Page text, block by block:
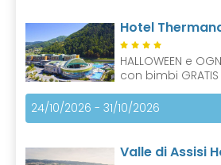
Hotel
HALLOWEEN e
con bimbi
24/10/2026 - 31/10/2026
Valle di Assisi